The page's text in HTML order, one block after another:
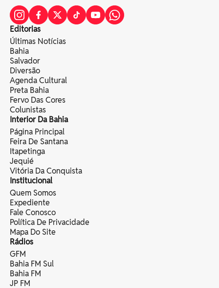
Editorias
Últimas Notícias
Bahia
Salvador
Diversão
Agenda Cultural
Preta Bahia
Fervo Das Cores
Colunistas
Interior Da Bahia
Página Principal
Feira De Santana
Itapetinga
Jequié
Vitória Da Conquista
Institucional
Quem Somos
Expediente
Fale Conosco
Política De Privacidade
Mapa Do Site
Rádios
GFM
Bahia FM Sul
Bahia FM
JP FM